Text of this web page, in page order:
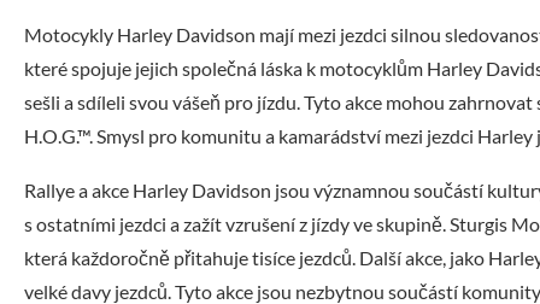
Motocykly Harley Davidson mají mezi jezdci silnou
které spojuje jejich společná láska k motocyklům Harley
sešli a sdíleli svou vášeň pro jízdu. Tyto akce mohou
H.O.G.™. Smysl pro komunitu a kamarádství mezi jezdci
Rallye a akce Harley Davidson jsou významnou součástí
s ostatními jezdci a zažít vzrušení z jízdy ve skupině. Sturgis
která každoročně přitahuje tisíce jezdců. Další akce, jako
velké davy jezdců. Tyto akce jsou nezbytnou součástí